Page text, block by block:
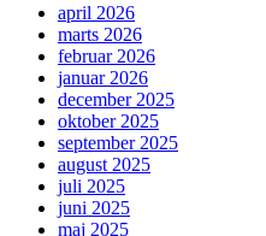
april 2026
marts 2026
februar 2026
januar 2026
december 2025
oktober 2025
september 2025
august 2025
juli 2025
juni 2025
maj 2025